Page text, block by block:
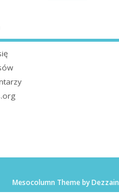
Mesocolumn Theme by Dezzain